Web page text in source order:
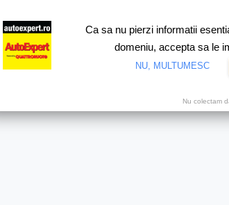
Test drive Motorsport Proiecte
Ca sa nu pierzi informatii
domeniu, accepta sa le
NU, MULTUMESC
Nu colectam